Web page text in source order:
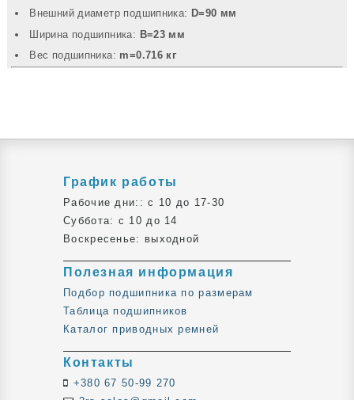
Внешний диаметр подшипника: D=90 мм
Ширина подшипника: B=23 мм
Вec подшипника: m=0.716 кг
График работы
Рабочие дни:: c 10 до 17-30
Суббота: c 10 до 14
Воскресенье: выходной
Полезная информация
Подбор подшипника по размерам
Таблица подшипников
Каталог приводных ремней
Контакты
+380 67 50-99 270